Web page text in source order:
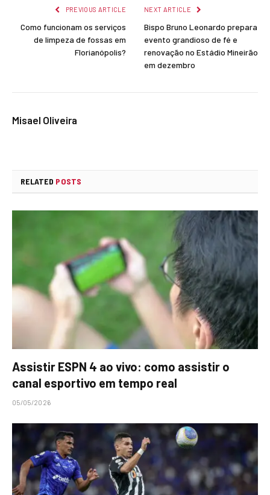
PREVIOUS ARTICLE
Como funcionam os serviços
de limpeza de fossas em
Florianópolis?
NEXT ARTICLE
Bispo Bruno Leonardo prepara
evento grandioso de fé e
renovação no Estádio Mineirão
em dezembro
Misael Oliveira
RELATED POSTS
Assistir ESPN 4 ao vivo: como assistir o
canal esportivo em tempo real
05/05/2026